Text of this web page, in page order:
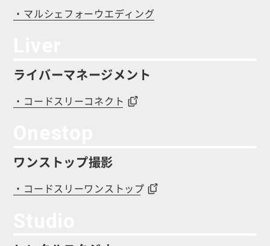
・マルシェフォーウエディング
ライバーマネージメント
・コードスリーコネクト
ワンストップ撮影
・コードスリーワンストップ